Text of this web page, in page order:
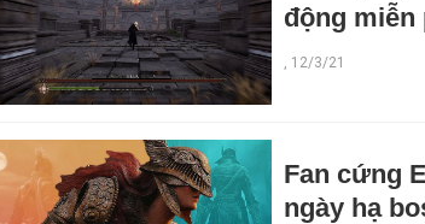
động miễn
12/3/21
Fan cứng
ngày hạ